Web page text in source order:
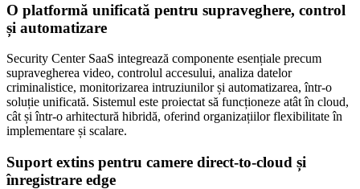
O platformă unificată pentru supraveghere, control
și automatizare
Security Center SaaS integrează componente esențiale precum
supravegherea video, controlul accesului, analiza datelor
criminalistice, monitorizarea intruziunilor și automatizarea, într-o
soluție unificată. Sistemul este proiectat să funcționeze atât în cloud,
cât și într-o arhitectură hibridă, oferind organizațiilor flexibilitate în
implementare și scalare.
Suport extins pentru camere direct-to-cloud și
înregistrare edge